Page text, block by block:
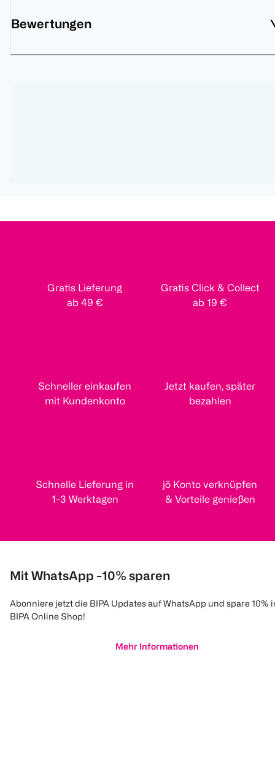
Bewertungen
Gratis Lieferung
ab 49 €
Gratis Click & Collect
ab 19 €
Schneller einkaufen
mit Kundenkonto
Jetzt kaufen, später
bezahlen
Schnelle Lieferung in
1-3 Werktagen
jö Konto verknüpfen
& Vorteile genießen
Mit WhatsApp -10% sparen
Abonniere jetzt die BIPA Updates auf WhatsApp und spare 10%
BIPA Online Shop!
Mehr Informationen